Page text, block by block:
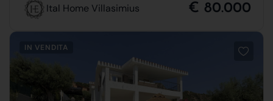
Ital Home Villasimius € 80.000
IN VENDITA